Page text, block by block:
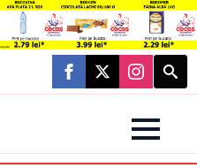
Search
for: